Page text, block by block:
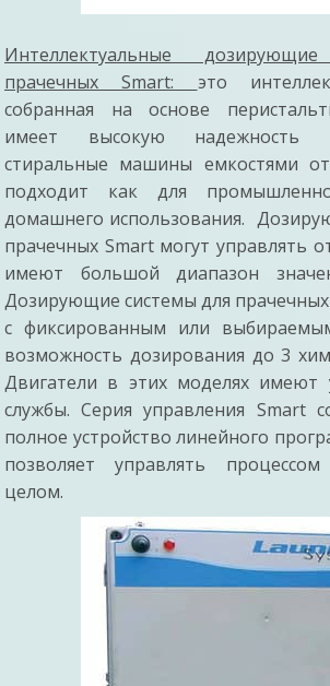
Интеллектуальные
прачечных Smart: это
собранная на основе
имеет высокую надежность
стиральные машины емкостями
подходит как для
домашнего использования.
прачечных Smart могут управлять
имеют большой диапазон
Дозирующие системы для
с фиксированным или
возможность дозирования до 3
Двигатели в этих моделях имеют
службы. Серия управления Smart
полное устройство линейного
позволяет управлять
целом.